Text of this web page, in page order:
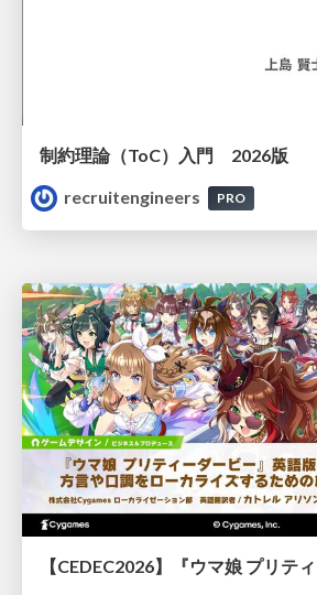
制約理論（ToC）入門 2026版
recruitengineers
PRO